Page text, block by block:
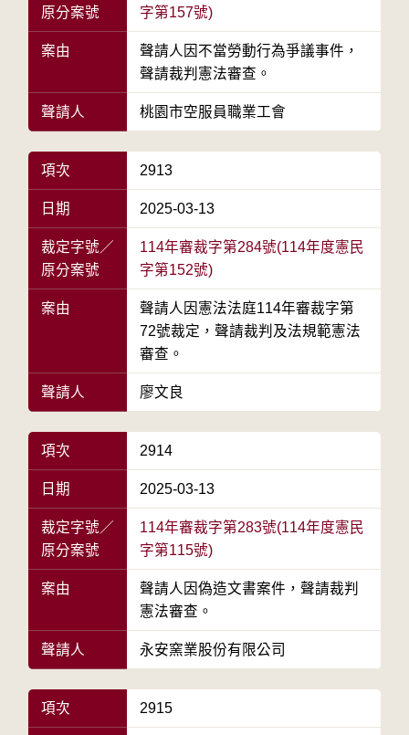
原分案號
字第157號)
案由
聲請人因不當勞動行為爭議事件，
聲請裁判憲法審查。
聲請人 桃園市空服員職業工會
項次 2913
日期 2025-03-13
裁定字號／
原分案號
114年審裁字第284號(114年度憲民
字第152號)
案由
聲請人因憲法法庭114年審裁字第
72號裁定，聲請裁判及法規範憲法
審查。
聲請人 廖文良
項次 2914
日期 2025-03-13
裁定字號／
原分案號
114年審裁字第283號(114年度憲民
字第115號)
案由
聲請人因偽造文書案件，聲請裁判
憲法審查。
聲請人 永安窯業股份有限公司
項次 2915